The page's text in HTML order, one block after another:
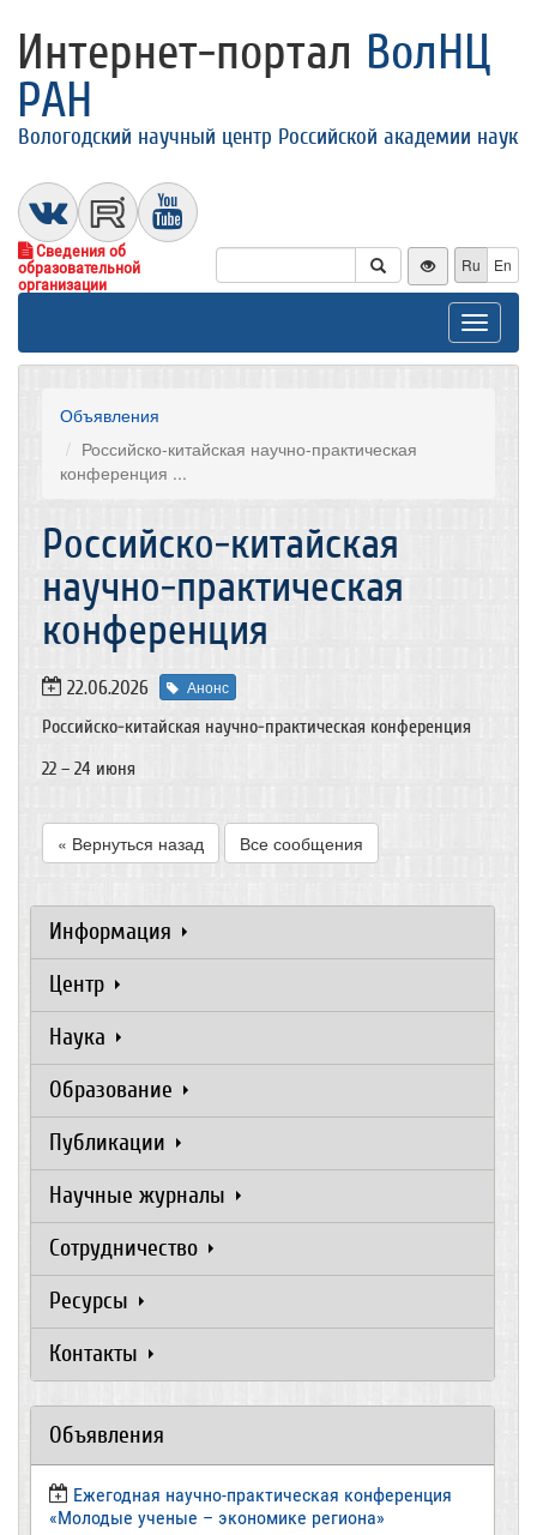
Интернет-портал ВолНЦ
РАН
Вологодский научный центр Российской академии наук
Сведения об
образовательной
организации
Ru En
Toggle
Объявления
Российско-китайская научно-практическая
конференция ...
Российско-китайская
научно-практическая
конференция
22.06.2026 Анонс
Российско-китайская научно-практическая конференция
22 – 24 июня
« Вернуться назад Все сообщения
Информация
Центр
Наука
Образование
Публикации
Научные журналы
Сотрудничество
Ресурсы
Контакты
Объявления
Ежегодная научно-практическая конференция
«Молодые ученые – экономике региона»